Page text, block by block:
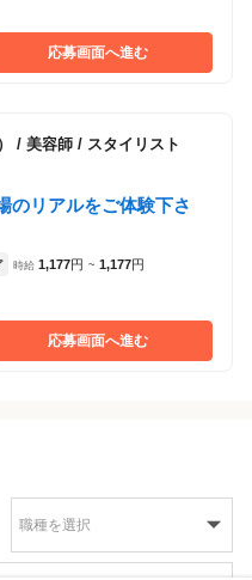
応募画面へ進む
/ 美容師 / スタイリスト
のリアルをご体験下さ
時給 1,177円 ~ 1,177円
応募画面へ進む